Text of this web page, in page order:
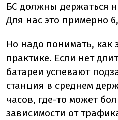
БС должны держаться
Для нас это примерно
Но надо понимать, как
практике. Если нет
батареи успевают
станция в среднем
часов, где-то может
зависимости от